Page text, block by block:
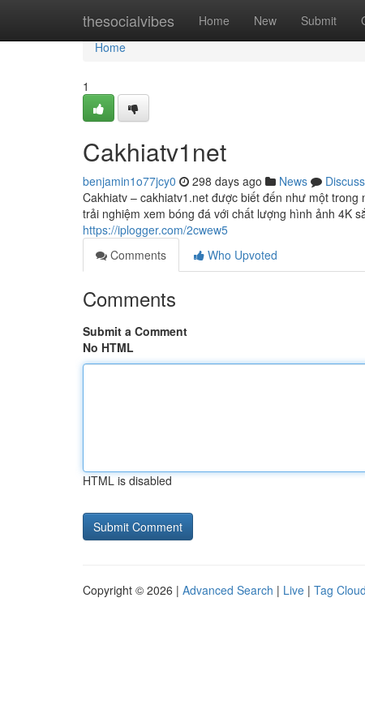
thesocialvibes Home New Submit
Home
Home
1
Cakhiatv1net
benjamin1o77jcy0 298 days ago News
Discuss
Cakhiatv – cakhiatv1.net được biết đến như một
trải nghiệm xem bóng đá với chất lượng hình ảnh 4K
https://iplogger.com/2cwew5
Comments
Who Upvoted
Comments
Submit a Comment
No HTML
HTML is disabled
Copyright © 2026 | Advanced Search | Live | Tag Cloud